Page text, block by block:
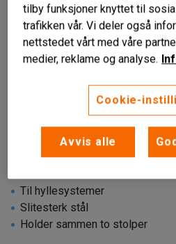
Til hyllesystemer
Slitesterk stål
Holder sammen to stolper
tilby funksjoner knyttet til
trafikken vår. Vi deler også
nettstedet vårt med våre
medier, reklame og analyse.
Cookie-
Avvis alle